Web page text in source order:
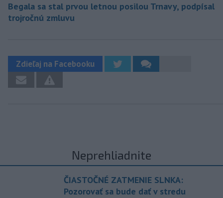
Begala sa stal prvou letnou posilou Trnavy, podpísal
trojročnú zmluvu
Zdieľaj na Facebooku
Neprehliadnite
ČIASTOČNÉ ZATMENIE SLNKA:
Pozorovať sa bude dať v stredu